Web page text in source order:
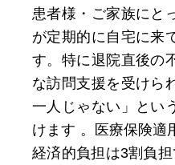
患者様・ご家族にと
が定期的に自宅に来
す。特に退院直後の
な訪問支援を受けら
一人じゃない」とい
けます 。医療保険適
経済的負担は3割負